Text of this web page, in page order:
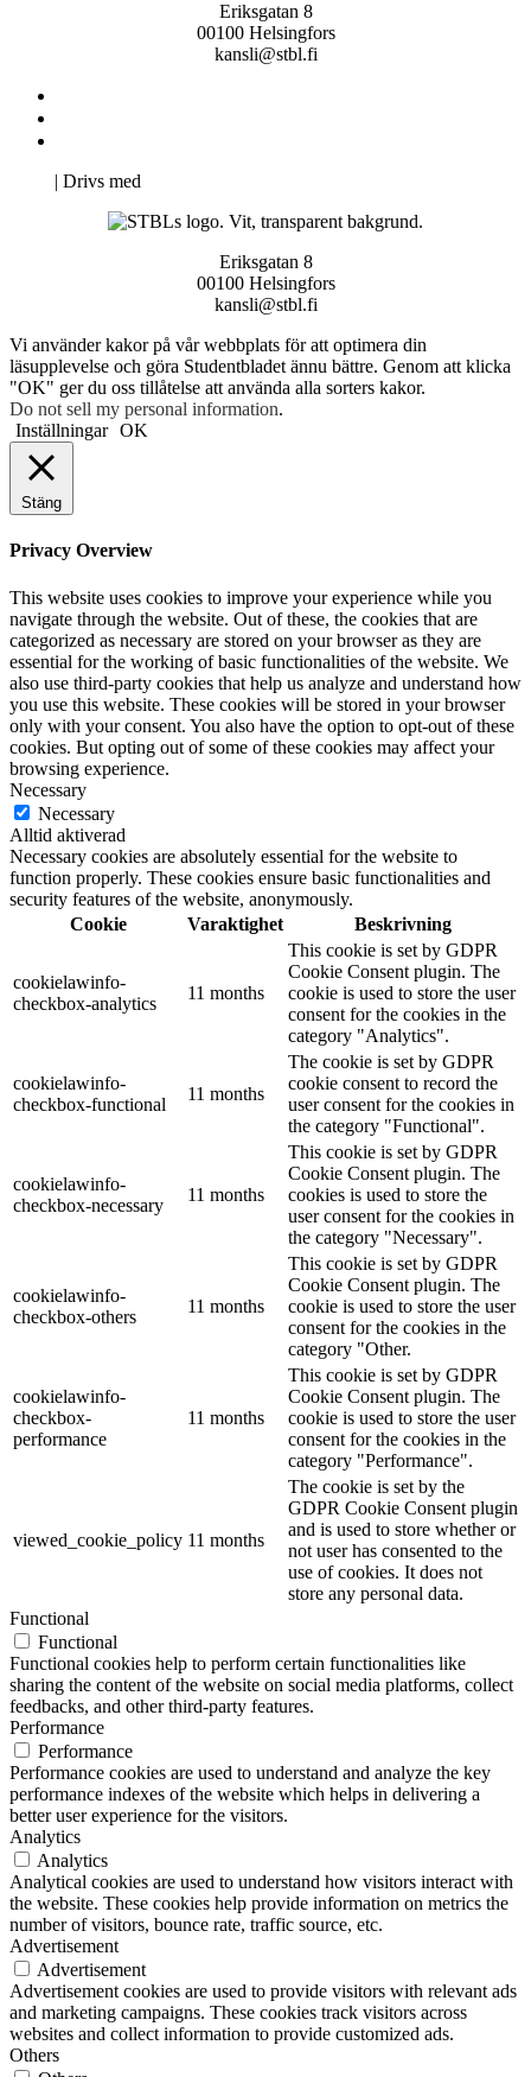
Eriksgatan 8
00100 Helsingfors
kansli@stbl.fi
| Drivs med
Eriksgatan 8
00100 Helsingfors
kansli@stbl.fi
Vi använder kakor på vår webbplats för att optimera din
läsupplevelse och göra Studentbladet ännu bättre. Genom att klicka
"OK" ger du oss tillåtelse att använda alla sorters kakor.
Do not sell my personal information.
Inställningar OK
Stäng
Privacy Overview
This website uses cookies to improve your experience while you
navigate through the website. Out of these, the cookies that are
categorized as necessary are stored on your browser as they are
essential for the working of basic functionalities of the website. We
also use third-party cookies that help us analyze and understand how
you use this website. These cookies will be stored in your browser
only with your consent. You also have the option to opt-out of these
cookies. But opting out of some of these cookies may affect your
browsing experience.
Necessary
Necessary
Alltid aktiverad
Necessary cookies are absolutely essential for the website to
function properly. These cookies ensure basic functionalities and
security features of the website, anonymously.
Cookie
Varaktighet Beskrivning
cookielawinfo-
checkbox-analytics
11 months
This cookie is set by GDPR
Cookie Consent plugin. The
cookie is used to store the user
consent for the cookies in the
category "Analytics".
cookielawinfo-
checkbox-functional
11 months
The cookie is set by GDPR
cookie consent to record the
user consent for the cookies in
the category "Functional".
cookielawinfo-
checkbox-necessary
11 months
This cookie is set by GDPR
Cookie Consent plugin. The
cookies is used to store the
user consent for the cookies in
the category "Necessary".
cookielawinfo-
checkbox-others
11 months
This cookie is set by GDPR
Cookie Consent plugin. The
cookie is used to store the user
consent for the cookies in the
category "Other.
cookielawinfo-
checkbox-
performance
11 months
This cookie is set by GDPR
Cookie Consent plugin. The
cookie is used to store the user
consent for the cookies in the
category "Performance".
viewed_cookie_policy 11 months
The cookie is set by the
GDPR Cookie Consent plugin
and is used to store whether or
not user has consented to the
use of cookies. It does not
store any personal data.
Functional
Functional
Functional cookies help to perform certain functionalities like
sharing the content of the website on social media platforms, collect
feedbacks, and other third-party features.
Performance
Performance
Performance cookies are used to understand and analyze the key
performance indexes of the website which helps in delivering a
better user experience for the visitors.
Analytics
Analytics
Analytical cookies are used to understand how visitors interact with
the website. These cookies help provide information on metrics the
number of visitors, bounce rate, traffic source, etc.
Advertisement
Advertisement
Advertisement cookies are used to provide visitors with relevant ads
and marketing campaigns. These cookies track visitors across
websites and collect information to provide customized ads.
Others